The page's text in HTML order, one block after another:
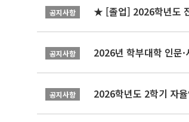
공지사항 ★ [졸업] 2026학년도
공지사항 2026년 학부대학 인문
공지사항 2026학년도 2학기 자